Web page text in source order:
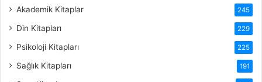
Akademik Kitaplar 245
Din Kitapları 229
Psikoloji Kitapları 225
Sağlık Kitapları 191